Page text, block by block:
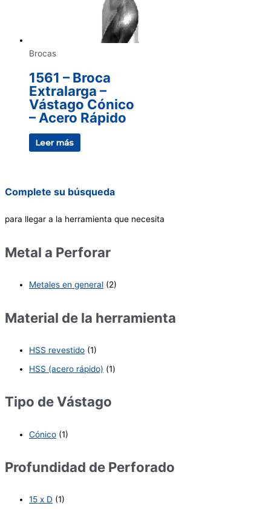
Brocas
1561 – Broca
Extralarga –
Vástago Cónico
– Acero Rápido
Leer más
Complete su búsqueda
para llegar a la herramienta que necesita
Metal a Perforar
Metales en general (2)
Material de la herramienta
HSS revestido (1)
HSS (acero rápido) (1)
Tipo de Vástago
Cónico (1)
Profundidad de Perforado
15 x D (1)